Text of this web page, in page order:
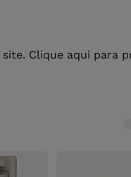
Clique aqui para